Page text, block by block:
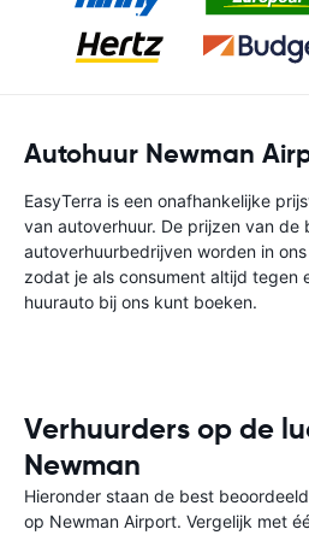
Autohuur Newman
EasyTerra is een onafhankelijke
van autoverhuur. De prijzen van de
autoverhuurbedrijven worden in
zodat je als consument altijd tegen
huurauto bij ons kunt boeken.
Verhuurders op de
Newman
Hieronder staan de best
op Newman Airport. Vergelijk met